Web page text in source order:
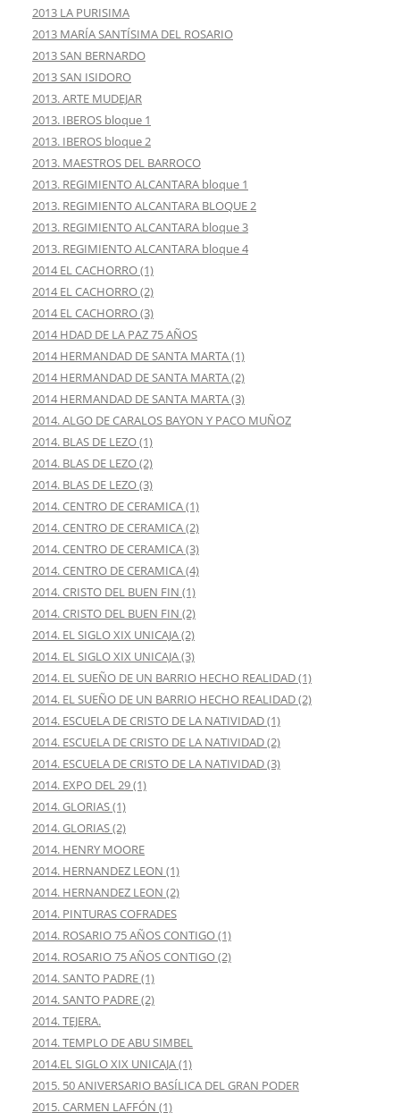
2013 LA PURISIMA
2013 MARÍA SANTÍSIMA DEL ROSARIO
2013 SAN BERNARDO
2013 SAN ISIDORO
2013. ARTE MUDEJAR
2013. IBEROS bloque 1
2013. IBEROS bloque 2
2013. MAESTROS DEL BARROCO
2013. REGIMIENTO ALCANTARA bloque 1
2013. REGIMIENTO ALCANTARA BLOQUE 2
2013. REGIMIENTO ALCANTARA bloque 3
2013. REGIMIENTO ALCANTARA bloque 4
2014 EL CACHORRO (1)
2014 EL CACHORRO (2)
2014 EL CACHORRO (3)
2014 HDAD DE LA PAZ 75 AÑOS
2014 HERMANDAD DE SANTA MARTA (1)
2014 HERMANDAD DE SANTA MARTA (2)
2014 HERMANDAD DE SANTA MARTA (3)
2014. ALGO DE CARALOS BAYON Y PACO MUÑOZ
2014. BLAS DE LEZO (1)
2014. BLAS DE LEZO (2)
2014. BLAS DE LEZO (3)
2014. CENTRO DE CERAMICA (1)
2014. CENTRO DE CERAMICA (2)
2014. CENTRO DE CERAMICA (3)
2014. CENTRO DE CERAMICA (4)
2014. CRISTO DEL BUEN FIN (1)
2014. CRISTO DEL BUEN FIN (2)
2014. EL SIGLO XIX UNICAJA (2)
2014. EL SIGLO XIX UNICAJA (3)
2014. EL SUEÑO DE UN BARRIO HECHO REALIDAD (1)
2014. EL SUEÑO DE UN BARRIO HECHO REALIDAD (2)
2014. ESCUELA DE CRISTO DE LA NATIVIDAD (1)
2014. ESCUELA DE CRISTO DE LA NATIVIDAD (2)
2014. ESCUELA DE CRISTO DE LA NATIVIDAD (3)
2014. EXPO DEL 29 (1)
2014. GLORIAS (1)
2014. GLORIAS (2)
2014. HENRY MOORE
2014. HERNANDEZ LEON (1)
2014. HERNANDEZ LEON (2)
2014. PINTURAS COFRADES
2014. ROSARIO 75 AÑOS CONTIGO (1)
2014. ROSARIO 75 AÑOS CONTIGO (2)
2014. SANTO PADRE (1)
2014. SANTO PADRE (2)
2014. TEJERA.
2014. TEMPLO DE ABU SIMBEL
2014.EL SIGLO XIX UNICAJA (1)
2015. 50 ANIVERSARIO BASÍLICA DEL GRAN PODER
2015. CARMEN LAFFÓN (1)